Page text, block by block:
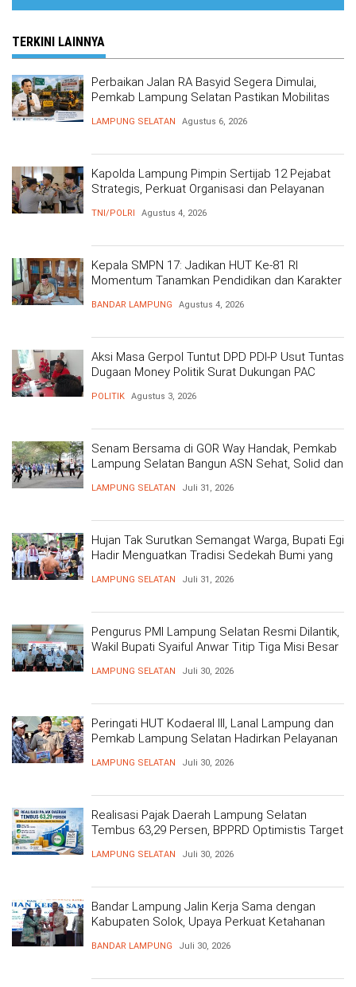
TERKINI LAINNYA
Perbaikan Jalan RA Basyid Segera Dimulai,
Pemkab Lampung Selatan Pastikan Mobilitas
LAMPUNG SELATAN Agustus 6, 2026
Kapolda Lampung Pimpin Sertijab 12 Pejabat
Strategis, Perkuat Organisasi dan Pelayanan
TNI/POLRI Agustus 4, 2026
Kepala SMPN 17: Jadikan HUT Ke-81 RI
Momentum Tanamkan Pendidikan dan Karakter
BANDAR LAMPUNG Agustus 4, 2026
Aksi Masa Gerpol Tuntut DPD PDI-P Usut Tuntas
Dugaan Money Politik Surat Dukungan PAC
POLITIK Agustus 3, 2026
Senam Bersama di GOR Way Handak, Pemkab
Lampung Selatan Bangun ASN Sehat, Solid dan
LAMPUNG SELATAN Juli 31, 2026
Hujan Tak Surutkan Semangat Warga, Bupati Egi
Hadir Menguatkan Tradisi Sedekah Bumi yang
LAMPUNG SELATAN Juli 31, 2026
Pengurus PMI Lampung Selatan Resmi Dilantik,
Wakil Bupati Syaiful Anwar Titip Tiga Misi Besar
LAMPUNG SELATAN Juli 30, 2026
Peringati HUT Kodaeral III, Lanal Lampung dan
Pemkab Lampung Selatan Hadirkan Pelayanan
LAMPUNG SELATAN Juli 30, 2026
Realisasi Pajak Daerah Lampung Selatan
Tembus 63,29 Persen, BPPRD Optimistis Target
LAMPUNG SELATAN Juli 30, 2026
Bandar Lampung Jalin Kerja Sama dengan
Kabupaten Solok, Upaya Perkuat Ketahanan
BANDAR LAMPUNG Juli 30, 2026